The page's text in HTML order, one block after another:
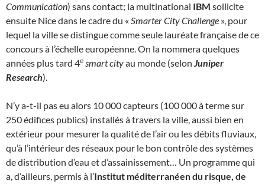
Communication) sans contact; la multinational IBM sollicite
ensuite Nice dans le cadre du « Smarter City Challenge », pour
lequel la ville se distingue comme seule lauréate française de ce
concours à l’échelle européenne. On la nommera quelques
années plus tard 4e smart cityau monde (selon Juniper
Research).
N’y a-t-il pas eu alors 10 000 capteurs (100 000 à terme sur
250 édifices publics) installés à travers la ville, aussi bien en
extérieur pour mesurer la qualité de l’air ou les débits fluviaux,
qu’à l’intérieur des réseaux pour le bon contrôle des systèmes
de distribution d’eau et d’assainissement… Un programme qui
a, d’ailleurs, permis à l’Institut méditerranéen du risque, de